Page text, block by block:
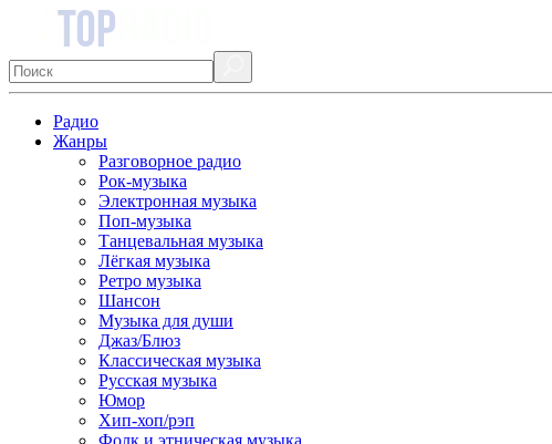
Радио
Жанры
Разговорное радио
Рок-музыка
Электронная музыка
Поп-музыка
Танцевальная музыка
Лёгкая музыка
Ретро музыка
Шансон
Музыка для души
Джаз/Блюз
Классическая музыка
Русская музыка
Юмор
Хип-хоп/рэп
Фолк и этническая музыка